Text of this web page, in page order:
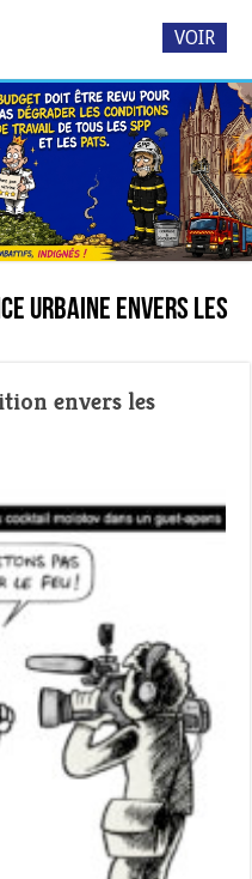
urbaine envers les
envers les
VOIR